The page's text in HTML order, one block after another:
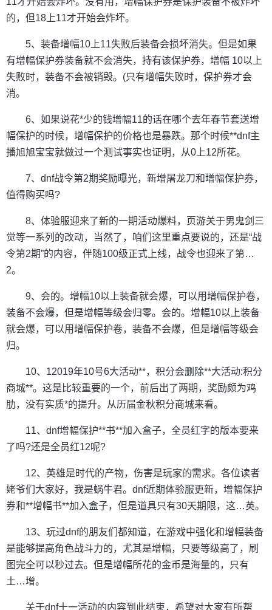
的，但18上11才开始会炸坏。
5、装备增幅10上11失败后装备会损坏消失。但是如果
有增幅保护券装备就不会消失，持有该保护券，增幅 10以上
失败时，装备不会被销毁。(只有增幅失败时，保护券才会
消。
6、如果说花*少的钱增幅11的话在哪个去年春节套送增
幅保护的时候，增幅保护的价格也是暴跌。那个时候**dnf主
播旭旭宝宝就做过一个测试事实也证明，从0上12所花。
7、dnf战令第2期奖励曝光，新增屠龙刀和增幅保护券，
值得购买吗?
8、体验服迎来了新的一期活动爆料，页游关于男鬼剑三
觉等一系列的改动，当然了，咱们这里重点要说的，还是“战
令第2期”的内容，伴随100级正式上线，战令也迎来了第…
2。
9、会的。增幅10以上装备就会爆，可以用增幅保护卷，
装备不会爆，但是增幅等级会归零。会的。增幅10以上装备
就会爆，可以用增幅保护卷，装备不会爆，但是增幅等级会
归。
10、12019年10号6大活动**，积分会删除**大活动:积分
商城**。这是比较重要的一个，前后出了两期，奖励颇为鸡
肋，没有实质*的提升。从历届金秋积分商城来看。
11、dnf增幅保护**书**加入盒子，全员红字的版本要来
了吗?还是全员红12呢?
12、英雄是时代的产物，伤害是玩家的需求。各位读者
姥爷们大家好，我是蜗牛君。dnf近期体验服更新，增幅保护
券和**增幅书**加入盒子，但是道具只有30天期限，这…英。
13、玩过dnf的朋友们都知道，在游戏中强化和增幅装备
是能够提高角色战斗力的，尤其是增幅，只要等级高了，刷
图完全可以秒过去。但是增幅所花的金币是海量的，只有
土…增。
关于dnf十一活动的内容到此结束，希望对大家有所帮